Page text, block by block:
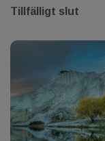
Tillfälligt slut